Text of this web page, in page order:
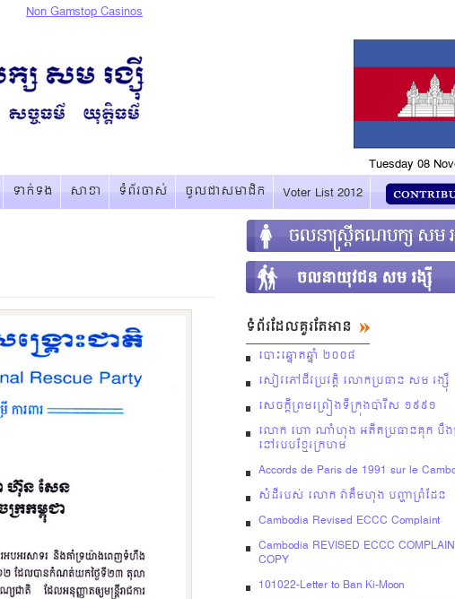
Non Gamstop Casinos
Tuesday 08
ទាក់ទង សាខា ទំព័រចាស់ ចូលជាសមាជិក
Voter List 2012
ទំព័រដែលគួរតែអាន
បោះឆ្នោតឆ្នាំ ២០០៨
សៀវភៅជីវប្រវត្ដិ លោកប្រធាន សម រង្ស៊ី
សេចក្ដីព្រមព្រៀងទីក្រុងប៉ារីស ១៩៩១
លោក ហោ ណាំហុង អតីតប្រធានគុក បឹង
នៅរបបខ្មែរក្រហម
Accords de Paris de 1991 sur le
សំដីរបស់ លោក វ៉ាគឹមហុង បញ្ហាព្រំដែន
Cambodia Revised ECCC Complaint
Cambodia REVISED ECCC
COPY
101022-Letter to Ban Ki-Moon